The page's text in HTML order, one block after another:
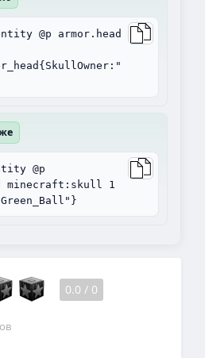
@p armor.head
@p
minecraft:skull 1
0.0 / 0